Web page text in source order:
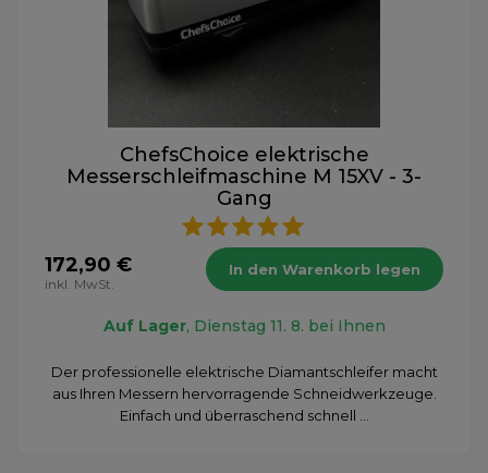
ChefsChoice elektrische
Messerschleifmaschine M 15XV - 3-
Gang
172,90 €
inkl. MwSt.
In den Warenkorb legen
Auf Lager, Dienstag 11. 8. bei Ihnen
Der professionelle elektrische Diamantschleifer macht
aus Ihren Messern hervorragende Schneidwerkzeuge.
Einfach und überraschend schnell ...